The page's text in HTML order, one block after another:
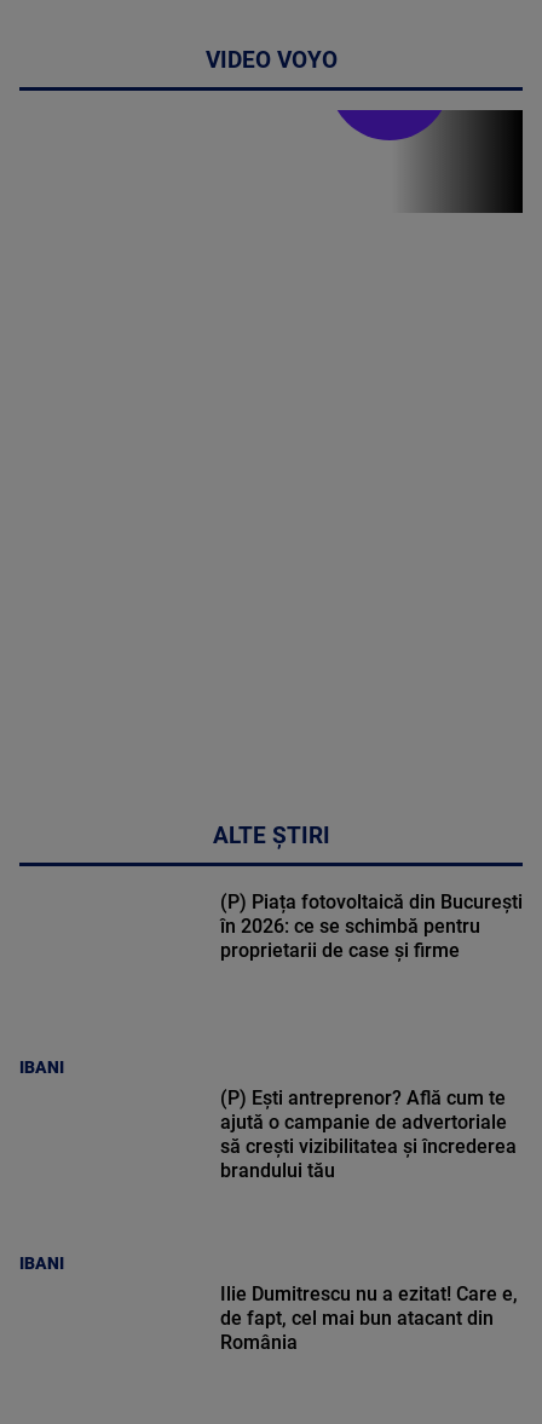
VIDEO VOYO
ALTE ȘTIRI
IBANI
(P) Piața fotovoltaică din București
în 2026: ce se schimbă pentru
proprietarii de case și firme
IBANI
(P) Ești antreprenor? Află cum te
ajută o campanie de advertoriale
să crești vizibilitatea și încrederea
brandului tău
Ilie Dumitrescu nu a ezitat! Care e,
de fapt, cel mai bun atacant din
România